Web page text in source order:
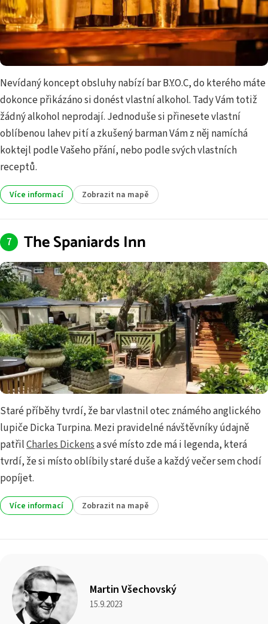
Nevídaný koncept obsluhy nabízí bar B.Y.O.C, do kterého máte
dokonce přikázáno si donést vlastní alkohol. Tady Vám totiž
žádný alkohol neprodají. Jednoduše si přinesete vlastní
oblíbenou lahev pití a zkušený barman Vám z něj namíchá
koktejl podle Vašeho přání, nebo podle svých vlastních
receptů.
Více informací Zobrazit na mapě
The Spaniards Inn
Staré příběhy tvrdí, že bar vlastnil otec známého anglického
lupiče Dicka Turpina. Mezi pravidelné návštěvníky údajně
patřilCharles Dickensa své místo zde má i legenda, která
tvrdí, že si místo oblíbily staré duše a každý večer sem chodí
popíjet.
Více informací Zobrazit na mapě
Martin Všechovský
15.9.2023